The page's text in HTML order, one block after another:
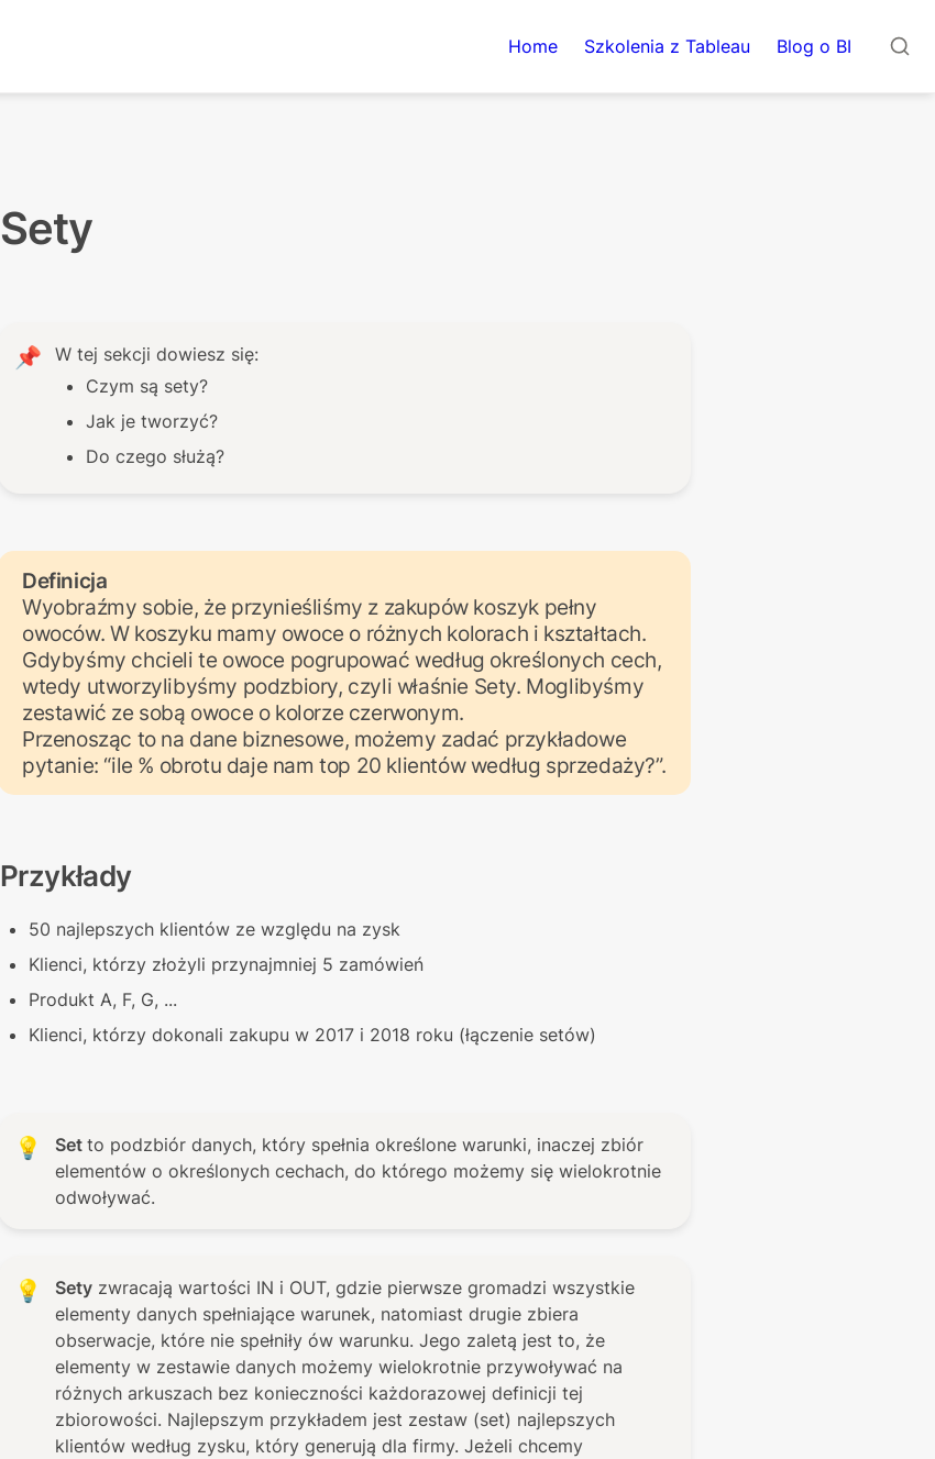
Home Szkolenia z Tableau Blog o BI
Sety
📌
W tej sekcji dowiesz się:
Czym są sety?
Jak je tworzyć?
Do czego służą?
Definicja
Wyobraźmy sobie, że przynieśliśmy z zakupów koszyk pełny
owoców. W koszyku mamy owoce o różnych kolorach i kształtach.
Gdybyśmy chcieli te owoce pogrupować według określonych cech,
wtedy utworzylibyśmy podzbiory, czyli właśnie Sety. Moglibyśmy
zestawić ze sobą owoce o kolorze czerwonym.
Przenosząc to na dane biznesowe, możemy zadać przykładowe
pytanie: “ile % obrotu daje nam top 20 klientów według sprzedaży?”.
Przykłady
50 najlepszych klientów ze względu na zysk
Klienci, którzy złożyli przynajmniej 5 zamówień
Produkt A, F, G, ...
Klienci, którzy dokonali zakupu w 2017 i 2018 roku (łączenie setów)
💡 Set to podzbiór danych, który spełnia określone warunki, inaczej zbiór
elementów o określonych cechach, do którego możemy się wielokrotnie
odwoływać.
💡 Sety zwracają wartości IN i OUT, gdzie pierwsze gromadzi wszystkie
elementy danych spełniające warunek, natomiast drugie zbiera
obserwacje, które nie spełniły ów warunku. Jego zaletą jest to, że
elementy w zestawie danych możemy wielokrotnie przywoływać na
różnych arkuszach bez konieczności każdorazowej definicji tej
zbiorowości. Najlepszym przykładem jest zestaw (set) najlepszych
klientów według zysku, który generują dla firmy. Jeżeli chcemy